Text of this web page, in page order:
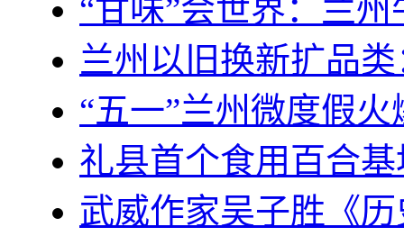
“甘味”会世界：兰
兰州以旧换新扩品
“五一”兰州微度假
礼县首个食用百合
武威作家吴子胜《